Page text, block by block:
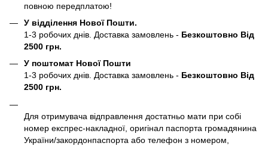
повною передплатою!
У відділення Нової Пошти.
1-3 робочих днів. Доставка замовлень - Безкоштовно Від
2500 грн.
У поштомат Нової Пошти
1-3 робочих днів. Доставка замовлень - Безкоштовно Від
2500 грн.
Для отримувача відправлення достатньо мати при собі
номер експрес-накладної, оригінал паспорта громадянина
України/закордонпаспорта або телефон з номером,